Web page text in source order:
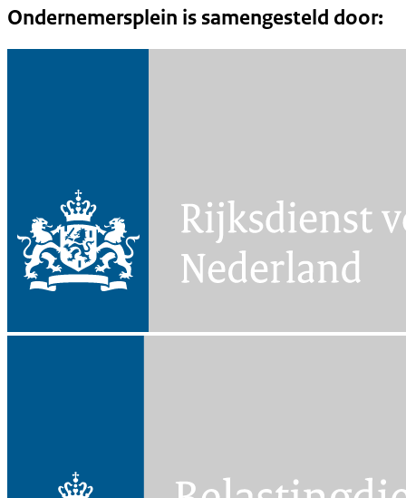
Ondernemersplein is samengesteld door: